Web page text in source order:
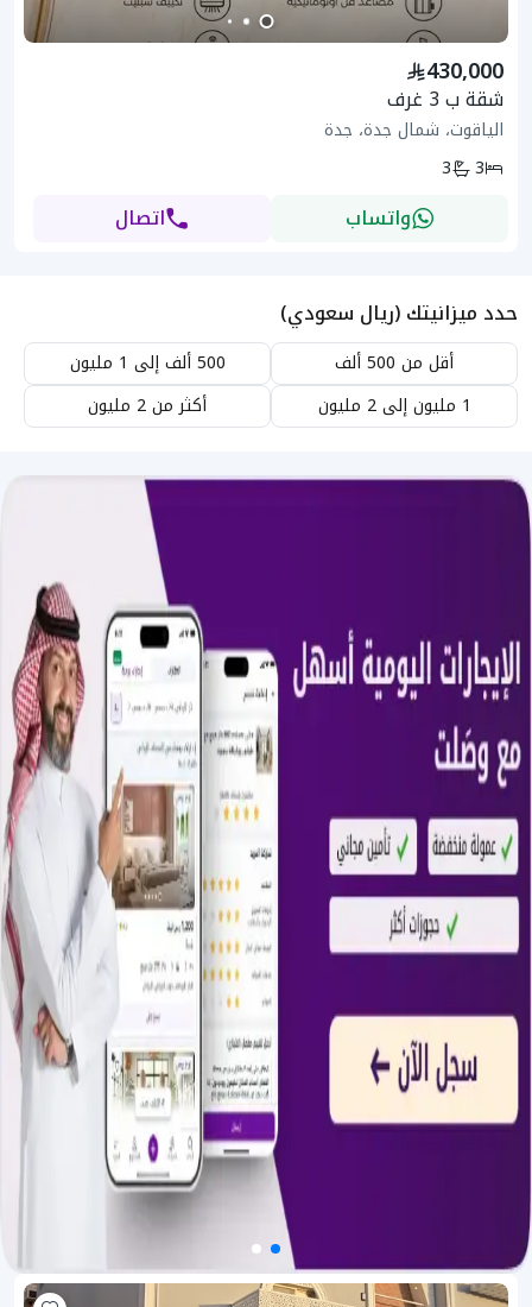
430,000
شقة ب 3 غرف
الياقوت، شمال جدة، جدة
3
3
واتساب اتصال
حدد ميزانيتك (ريال سعودي)
أقل من 500 ألف
500 ألف إلى 1 مليون
1 مليون إلى 2 مليون
أكثر من 2 مليون